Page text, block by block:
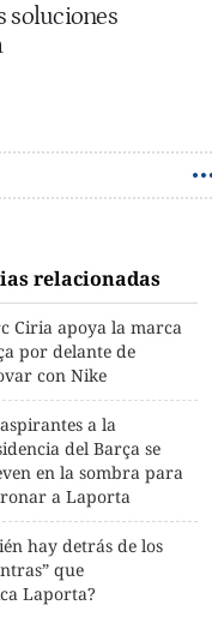
soluciones
relacionadas
Ciria apoya la marca
por delante de
con Nike
a la
del Barça se
en la sombra para
a Laporta
hay detrás de los
que
Laporta?